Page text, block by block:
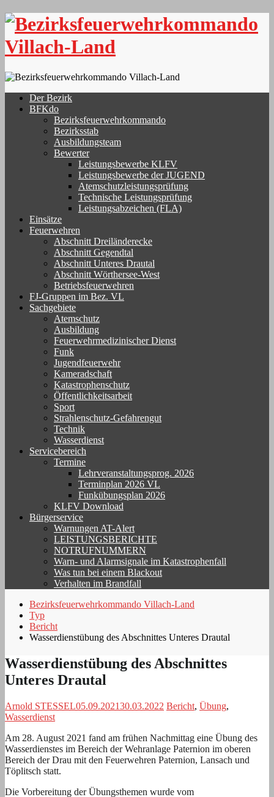
Skip
content
Der Bezirk
BFKdo
Bezirksfeuerwehrkommando
Bezirksstab
Ausbildungsteam
Bewerter
Leistungsbewerbe KLFV
Leistungsbewerbe der JUGEND
Atemschutzleistungsprüfung
Technische Leistungsprüfung
Leistungsabzeichen (FLA)
Einsätze
Feuerwehren
Abschnitt Dreiländerecke
Abschnitt Gegendtal
Abschnitt Unteres Drautal
Abschnitt Wörthersee-West
Betriebsfeuerwehren
FJ-Gruppen im Bez. VL
Sachgebiete
Atemschutz
Ausbildung
Feuerwehrmedizinischer Dienst
Funk
Jugendfeuerwehr
Kameradschaft
Katastrophenschutz
Öffentlichkeitsarbeit
Sport
Strahlenschutz-Gefahrengut
Technik
Wasserdienst
Servicebereich
Termine
Lehrveranstaltungsprog. 2026
Terminplan 2026 VL
Funkübungsplan 2026
KLFV Download
Bürgerservice
Warnungen AT-Alert
LEISTUNGSBERICHTE
NOTRUFNUMMERN
Warn- und Alarmsignale im Katastrophenfall
Was tun bei einem Blackout
Verhalten im Brandfall
Bezirksfeuerwehrkommando Villach-Land
Typ
Bericht
Wasserdienstübung des Abschnittes Unteres Drautal
Wasserdienstübung des Abschnittes
Unteres Drautal
Arnold STESSEL05.09.202130.03.2022 Bericht, Übung,
Wasserdienst
Am 28. August 2021 fand am frühen Nachmittag eine Übung des
Wasserdienstes im Bereich der Wehranlage Paternion im oberen
Bereich der Drau mit den Feuerwehren Paternion, Lansach und
Töplitsch statt.
Die Vorbereitung der Übungsthemen wurde vom